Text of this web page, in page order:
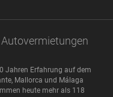
Jahren Erfahrung auf dem
Mallorca und Málaga
heute mehr als 118